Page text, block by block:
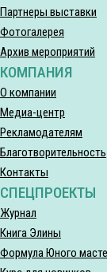
Партнеры выставки
Фотогалерея
Архив мероприятий
КОМПАНИЯ
О компании
Медиа-центр
Рекламодателям
Благотворительность
Контакты
СПЕЦПРОЕКТЫ
Журнал
Книга Элины
Формула Юного